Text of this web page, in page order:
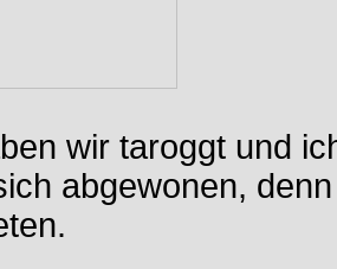
wir taroggt und
abgewonen,